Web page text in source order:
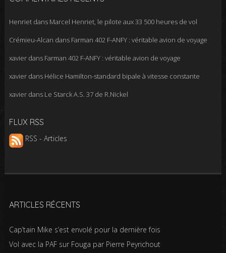
Henrietdans Marcel Henriet, le pilote aux 33 500 heures de vol
Crémieu-Alcan dans Farman 402 F-ANFY : véritable avion de voyage
xavierdans Farman 402 F-ANFY : véritable avion de voyage
xavierdans Hélice Hamilton-standard bipale à vitesse constante
xavierdans Le Starck A.S. 37 de R.Nickel
FLUX RSS
RSS - Articles
ARTICLES RÉCENTS
Cap’tain Mike s’est envolé pour la dernière fois
Vol avec la PAF sur Fouga par Pierre Peyrichout